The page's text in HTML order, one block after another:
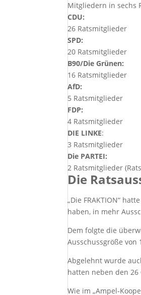
Mitgliedern in sechs
CDU:
26 Ratsmitglieder
SPD:
20 Ratsmitglieder
B90/Die Grünen:
16 Ratsmitglieder
AfD:
5 Ratsmitglieder
FDP:
4 Ratsmitglieder
DIE LINKE:
3 Ratsmitglieder
Die PARTEI:
2 Ratsmitglieder
Die
„Die FRAKTION“
haben, in mehr
Dem folgte die
Ausschussgröße
Abgelehnt wurde
hatten neben den 26
Wie im „Ampel-